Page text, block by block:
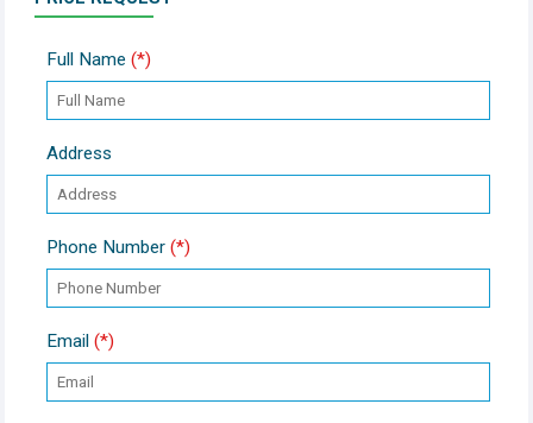
Full Name (*)
Address
Phone Number (*)
Email (*)